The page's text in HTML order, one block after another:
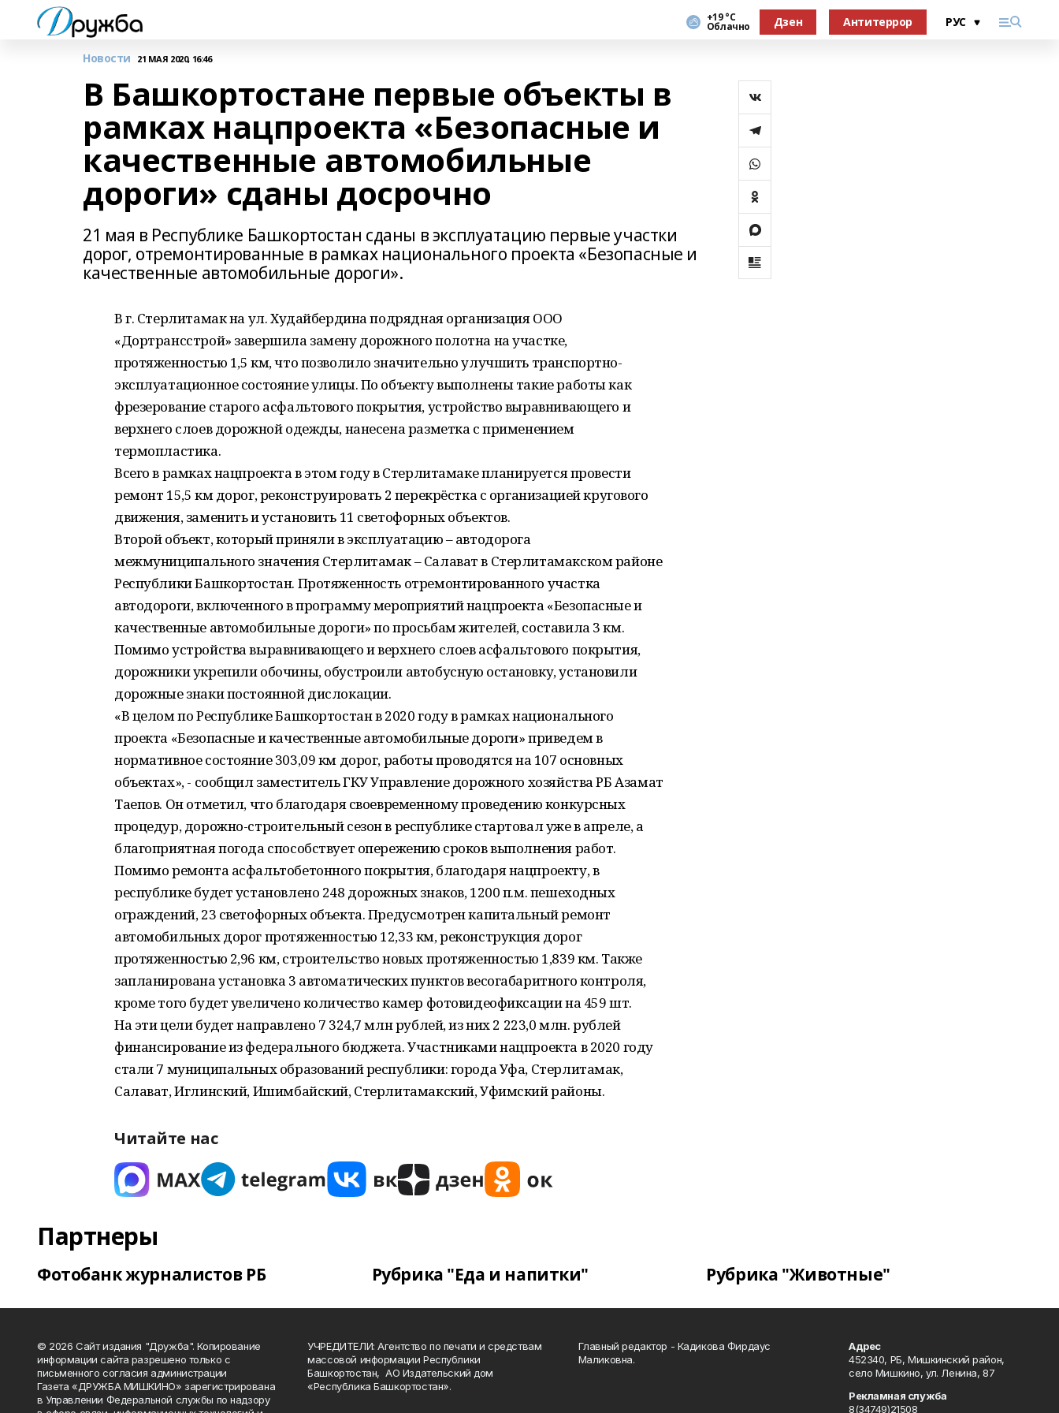
+19 °С
Облачно Дзен Антитеррор
Новости 21 МАЯ 2020, 16:46
В Башкортостане первые объекты в
рамках нацпроекта «Безопасные и
качественные автомобильные
дороги» сданы досрочно
21 мая в Республике Башкортостан сданы в эксплуатацию первые участки
дорог, отремонтированные в рамках национального проекта «Безопасные и
качественные автомобильные дороги».
В г. Стерлитамак на ул. Худайбердина подрядная организация ООО
«Дортрансстрой» завершила замену дорожного полотна на участке,
протяженностью 1,5 км, что позволило значительно улучшить транспортно-
эксплуатационное состояние улицы. По объекту выполнены такие работы как
фрезерование старого асфальтового покрытия, устройство выравнивающего и
верхнего слоев дорожной одежды, нанесена разметка с применением
термопластика.
Всего в рамках нацпроекта в этом году в Стерлитамаке планируется провести
ремонт 15,5 км дорог, реконструировать 2 перекрёстка с организацией кругового
движения, заменить и установить 11 светофорных объектов.
Второй объект, который приняли в эксплуатацию – автодорога
межмуниципального значения Стерлитамак – Салават в Стерлитамакском районе
Республики Башкортостан. Протяженность отремонтированного участка
автодороги, включенного в программу мероприятий нацпроекта «Безопасные и
качественные автомобильные дороги» по просьбам жителей, составила 3 км.
Помимо устройства выравнивающего и верхнего слоев асфальтового покрытия,
дорожники укрепили обочины, обустроили автобусную остановку, установили
дорожные знаки постоянной дислокации.
«В целом по Республике Башкортостан в 2020 году в рамках национального
проекта «Безопасные и качественные автомобильные дороги» приведем в
нормативное состояние 303,09 км дорог, работы проводятся на 107 основных
объектах», - сообщил заместитель ГКУ Управление дорожного хозяйства РБ Азамат
Таепов. Он отметил, что благодаря своевременному проведению конкурсных
процедур, дорожно-строительный сезон в республике стартовал уже в апреле, а
благоприятная погода способствует опережению сроков выполнения работ.
Помимо ремонта асфальтобетонного покрытия, благодаря нацпроекту, в
республике будет установлено 248 дорожных знаков, 1200 п.м. пешеходных
ограждений, 23 светофорных объекта. Предусмотрен капитальный ремонт
автомобильных дорог протяженностью 12,33 км, реконструкция дорог
протяженностью 2,96 км, строительство новых протяженностью 1,839 км. Также
запланирована установка 3 автоматических пунктов весогабаритного контроля,
кроме того будет увеличено количество камер фотовидеофиксации на 459 шт.
На эти цели будет направлено 7 324,7 млн рублей, из них 2 223,0 млн. рублей
финансирование из федерального бюджета. Участниками нацпроекта в 2020 году
стали 7 муниципальных образований республики: города Уфа, Стерлитамак,
Салават, Иглинский, Ишимбайский, Стерлитамакский, Уфимский районы.
Читайте нас
Партнеры
Фотобанк журналистов РБ Рубрика "Еда и напитки" Рубрика "Животные"
© 2026 Сайт издания "Дружба". Копирование
информации сайта разрешено только с
письменного согласия администрации
Газета «ДРУЖБА МИШКИНО» зарегистрирована
в Управлении Федеральной службы по надзору
УЧРЕДИТЕЛИ: Агентство по печати и средствам
массовой информации Республики
Башкортостан, АО Издательский дом
«Республика Башкортостан».
Главный редактор - Кадикова Фирдаус
Маликовна.
Адрес
452340, РБ, Мишкинский район,
село Мишкино, ул. Ленина, 87
Рекламная служба
8(34749)21508